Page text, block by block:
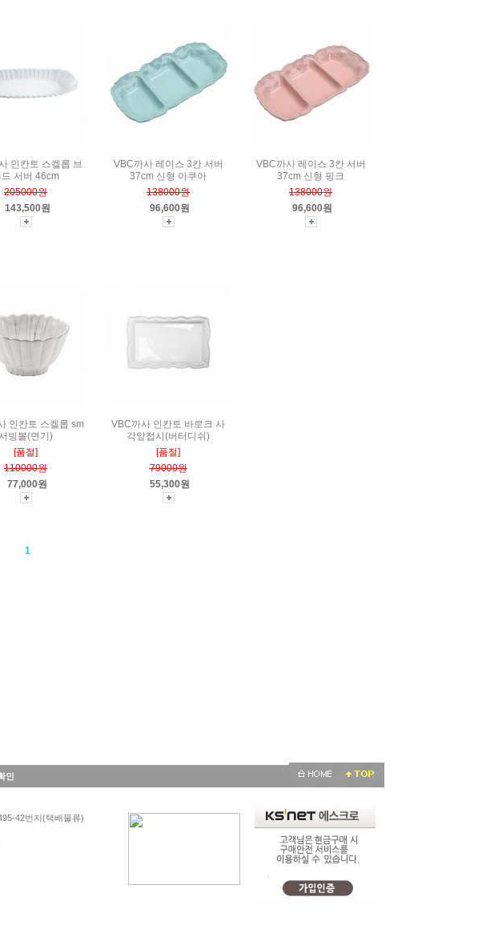
인칸토 스켈롭 브
서버 46cm
205000원
143,500원
VBC까사 레이스 3칸 서버
37cm 신형 아쿠아
138000원
96,600원
VBC까사 레이스 3칸 서버
37cm 신형 핑크
138000원
96,600원
인칸토 스켈롭 sm
서빙볼(면기)
[품절]
110000원
77,000원
VBC까사 인칸토 바로크 사
각앞접시(버터디쉬)
[품절]
79000원
55,300원
1
인
42번지(택배물류)